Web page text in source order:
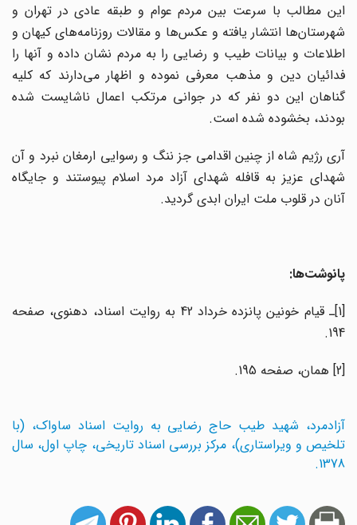
این مطالب با سرعت بین مردم عوام و طبقه عادى در تهران و
شهرستان‌ها انتشار یافته و عکس‌ها و مقالات روزنامه‌هاى کیهان و
اطلاعات و بیانات طیب و رضایى را به مردم نشان داده و آنها را
فدائیان دین و مذهب معرفى نموده و اظهار مى‌دارند که کلیه
گناهان این دو نفر که در جوانى مرتکب اعمال ناشایست شده
بودند، بخشوده شده است.
آرى رژیم شاه از چنین اقدامى جز ننگ و رسوایى ارمغان نبرد و آن
شهدای عزیز به قافله شهداى آزاد مرد اسلام پیوستند و جایگاه
آنان در قلوب ملت ایران ابدى گردید.
پانوشت‌ها:
[1]ـ قیام خونین پانزده خرداد 42 به روایت اسناد، دهنوی، صفحه
194.
آزادمرد، شهید طیب حاج رضایی به روایت اسناد ساواک، (با
تلخیص و ویراستاری)، مرکز بررسی اسناد تاریخی، چاپ اول، سال
1378.